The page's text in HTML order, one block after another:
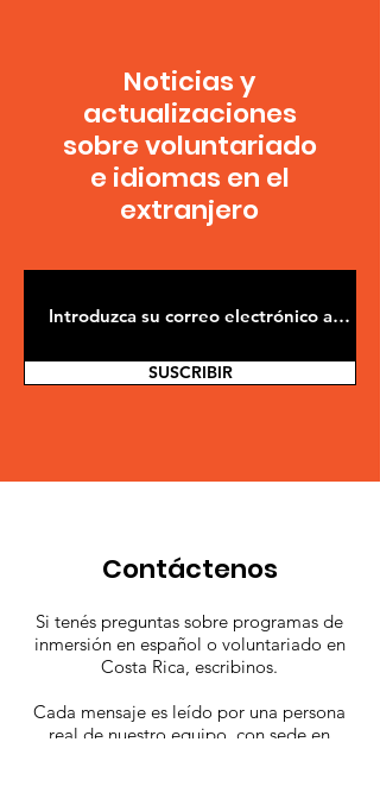
Noticias y
actualizaciones
sobre voluntariado
e idiomas en el
extranjero
SUSCRIBIR
Contáctenos
Si tenés preguntas sobre programas de
inmersión en español o voluntariado en
Costa Rica, escribinos.
Cada mensaje es leído por una persona
real de nuestro equipo, con sede en